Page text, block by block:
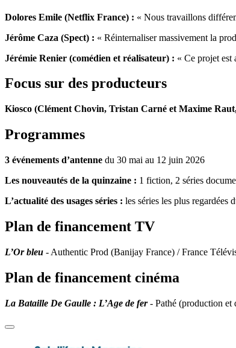
Dolores Emile (Netflix France) : « Nous travaillons
Jérôme Caza (Spect) : « Réinternaliser massivement la
Jérémie Renier (comédien et réalisateur) : « Ce projet est
Focus sur des producteurs
Kiosco (Clément Chovin, Tristan Carné et Maxime
Programmes
3 événements d’antenne du 30 mai au 12 juin 2026
Les nouveautés de la quinzaine : 1 fiction, 2 séries
L’actualité des usages séries : les séries les plus regardées
Plan de financement TV
L’Or bleu - Authentic Prod (Banijay France) / France
Plan de financement cinéma
La Bataille De Gaulle : L’Age de fer- Pathé (production et